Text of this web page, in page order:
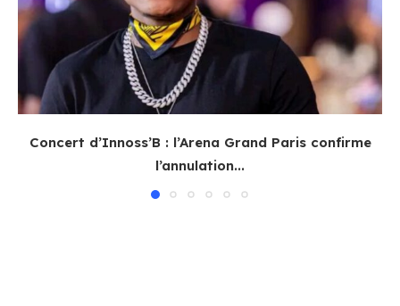
Concert d’Innoss’B : l’Arena Grand Paris confirme
l’annulation...